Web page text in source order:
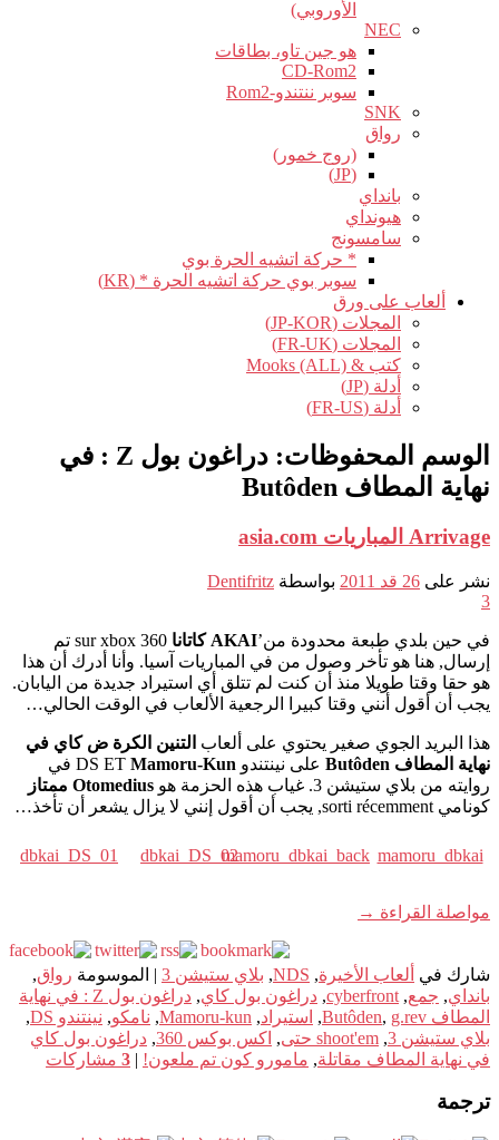
الأوروبي)
NEC
هو جين تاو، بطاقات
CD-Rom2
سوبر ننتندو-Rom2
SNK
رواق
(روج خمور)
(JP)
بانداي
هيونداي
سامسونج
* حركة اتشيه الحرة بوي
سوبر بوي حركة اتشيه الحرة * (KR)
ألعاب على ورق
المجلات (JP-KOR)
المجلات (FR-UK)
كتب & Mooks (ALL)
أدلة (JP)
أدلة (FR-US)
الوسم المحفوظات:
دراغون بول Z : في
نهاية المطاف Butôden
Arrivage المباريات asia.com
نشر على 26 قد 2011 بواسطة Dentifritz
3
في حين بلدي طبعة محدودة من’AKAI كاتانا
sur xbox 360 تم
إرسال, هنا هو تأخر وصول من في المباريات آسيا. وأنا أدرك أن هذا
هو حقا وقتا طويلا منذ أن كنت لم تتلق أي استيراد جديدة من اليابان.
يجب أن أقول أنني وقتا كبيرا الرجعية الألعاب في الوقت الحالي…
هذا البريد الجوي صغير يحتوي على ألعاب التنين الكرة ض كاي في
نهاية المطاف Butôden
على نينتندو DS ET Mamoru-Kun
في
روايته من بلاي ستيشن 3. غياب هذه الحزمة هو
Otomedius ممتاز
كونامي sorti récemment, يجب أن أقول إنني لا يزال يشعر أن تأخذ…
mamoru_dbkai
mamoru_dbkai_back
dbkai_DS_02
dbkai_DS_01
مواصلة القراءة →
شارك في ألعاب الأخيرة,
NDS
, بلاي ستيشن 3 | الموسومة رواق,
بانداي, جمع,
cyberfront
, دراغون بول كاي,
دراغون بول Z : في نهاية
المطاف Butôden
, g.rev
, استيراد,
Mamoru-kun
, نامكو, نينتندو DS
,
بلاي ستيشن 3
, shoot'em حتى , اكس بوكس 360 , دراغون بول كاي
في نهاية المطاف مقاتلة, مامورو كون تم ملعون! |
3 مشاركات
ترجمة